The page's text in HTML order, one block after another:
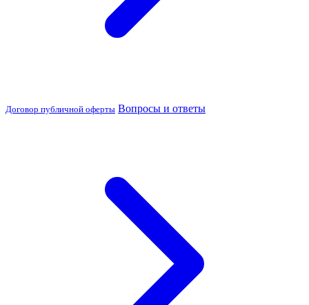
Договор публичной оферты Вопросы и ответы